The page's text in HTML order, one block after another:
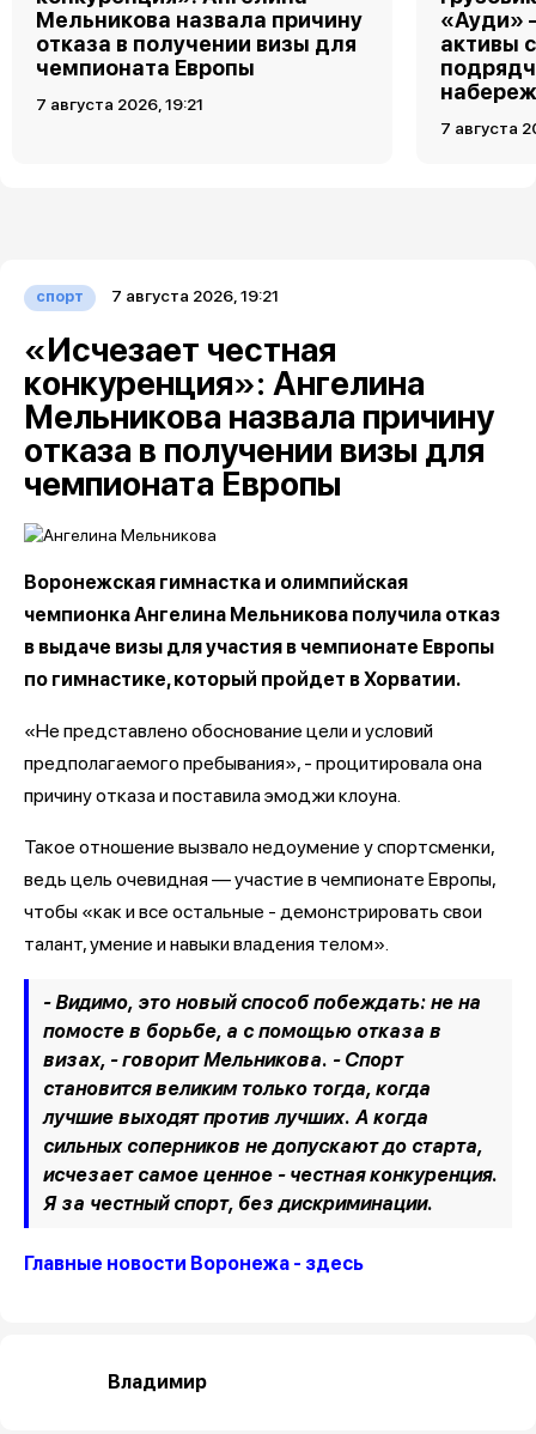
Мельникова назвала причину
отказа в получении визы для
чемпионата Европы
7 августа 2026, 19:21
«Ауди»
активы
7 августа
спорт 7 августа 2026, 19:21
«Исчезает честная
конкуренция»: Ангелина
Мельникова назвала причину
отказа в получении визы для
чемпионата Европы
Воронежская гимнастка и олимпийская
чемпионка Ангелина Мельникова получила отказ
в выдаче визы для участия в чемпионате Европы
по гимнастике, который пройдет в Хорватии.
«Не представлено обоснование цели и условий
предполагаемого пребывания», - процитировала она
причину отказа и поставила эмоджи клоуна.
Такое отношение вызвало недоумение у спортсменки,
ведь цель очевидная — участие в чемпионате Европы,
чтобы «как и все остальные - демонстрировать свои
талант, умение и навыки владения телом».
- Видимо, это новый способ побеждать: не на
помосте в борьбе, а с помощью отказа в
визах, - говорит Мельникова. - Спорт
становится великим только тогда, когда
лучшие выходят против лучших. А когда
сильных соперников не допускают до старта,
исчезает самое ценное - честная конкуренция.
Я за честный спорт, без дискриминации.
Главные новости Воронежа - здесь
Владимир